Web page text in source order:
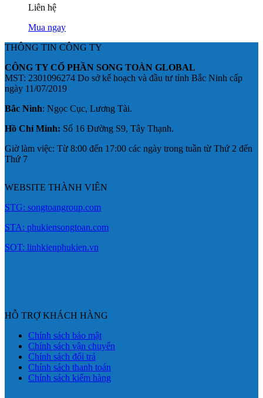
Liên hệ
Mua ngay
THÔNG TIN CÔNG TY
CÔNG TY CỔ PHẦN SONG TOÀN GLOBAL
MST: 2301096274 Do sở kế hoạch và đầu tư tỉnh Bắc Ninh cấp
ngày 11/07/2019
Bắc Ninh: Ngọc Cục, Lương Tài.
Hồ Chí Minh: Số 16 Đường S9, Tây Thạnh.
Giờ làm việc: Từ 8:00 đến 17:00 các ngày trong tuần từ Thứ 2 đến
Thứ 7
WEBSITE THÀNH VIÊN
STG: songtoangroup.com
STA: phukiensongtoan.com
SOT: linhkienphukien.vn
HỖ TRỢ KHÁCH HÀNG
Chính sách bảo mật
Chính sách vận chuyển
Chính sách đổi trả
Chính sách thanh toán
Chính sách kiểm hàng